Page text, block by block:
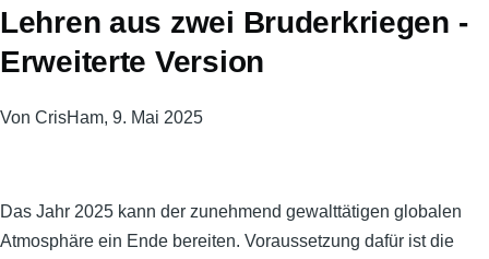
Lehren aus zwei Bruderkriegen -
Erweiterte Version
Von CrisHam, 9. Mai 2025
Das Jahr 2025 kann der zunehmend gewalttätigen globalen
Atmosphäre ein Ende bereiten. Voraussetzung dafür ist die